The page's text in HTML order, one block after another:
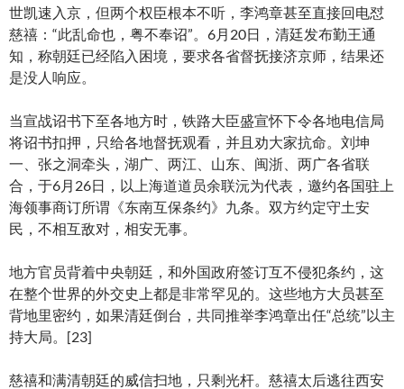
世凯速入京，但两个权臣根本不听，李鸿章甚至直接回电怼
慈禧：“此乱命也，粤不奉诏”。6月20日，清廷发布勤王通
知，称朝廷已经陷入困境，要求各省督抚接济京师，结果还
是没人响应。
当宣战诏书下至各地方时，铁路大臣盛宣怀下令各地电信局
将诏书扣押，只给各地督抚观看，并且劝大家抗命。刘坤
一、张之洞牵头，湖广、两江、山东、闽浙、两广各省联
合，于6月26日，以上海道道员余联沅为代表，邀约各国驻上
海领事商订所谓《东南互保条约》九条。双方约定守土安
民，不相互敌对，相安无事。
地方官员背着中央朝廷，和外国政府签订互不侵犯条约，这
在整个世界的外交史上都是非常罕见的。这些地方大员甚至
背地里密约，如果清廷倒台，共同推举李鸿章出任“总统”以主
持大局。[23]
慈禧和满清朝廷的威信扫地，只剩光杆。慈禧太后逃往西安